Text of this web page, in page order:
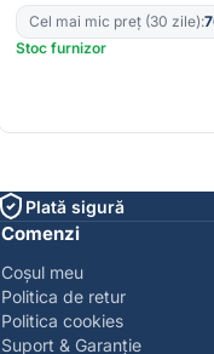
Cel mai mic preț (30 zile):
Stoc furnizor
Plată sigură
Comenzi
Coșul meu
Politica de retur
Politica cookies
Suport & Garanție